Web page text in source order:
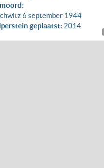
6 september 1944
geplaatst: 2014